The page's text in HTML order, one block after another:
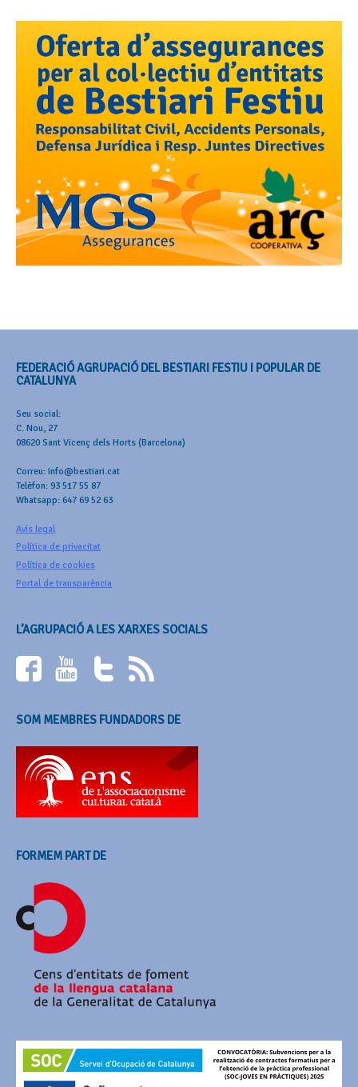
FEDERACIÓ AGRUPACIÓ DEL BESTIARI FESTIU I POPULAR DE
CATALUNYA
Seu social:
C. Nou, 27
08620 Sant Vicenç dels Horts (Barcelona)
Correu: info@bestiari.cat
Telèfon: 93 517 55 87
Whatsapp: 647 69 52 63
Avís legal
Política de privacitat
Política de cookies
Portal de transparència
L’AGRUPACIÓ A LES XARXES SOCIALS
SOM MEMBRES FUNDADORS DE
FORMEM PART DE